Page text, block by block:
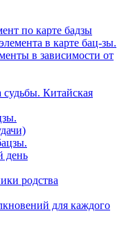
по карте бадзы
в карте бац-зы.
в зависимости от
судьбы. Китайская
день
родства
для каждого